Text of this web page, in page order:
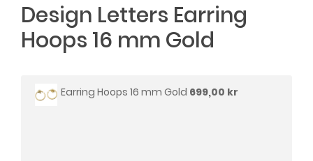
Design Letters Earring
Hoops 16 mm Gold
Earring Hoops 16 mm Gold 699,00 kr